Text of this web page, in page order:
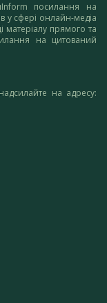
посилання на
у сфері онлайн-медіа
прямого та
на цитований
на адресу: